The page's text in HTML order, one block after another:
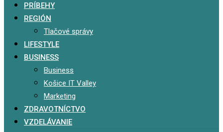
PRÍBEHY
REGIÓN
Tlačové správy
LIFESTYLE
BUSINESS
Business
Košice IT Valley
Marketing
ZDRAVOTNÍCTVO
VZDELÁVANIE